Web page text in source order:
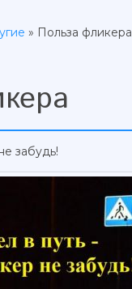
» Польза фликера
забудь!